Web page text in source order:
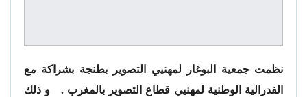
نظمت جمعية البوغار لمهنيي التصوير بطنجة بشراكة مع
الفدرالية الوطنية لمهنيي قطاع التصوير بالمغرب . و ذلك